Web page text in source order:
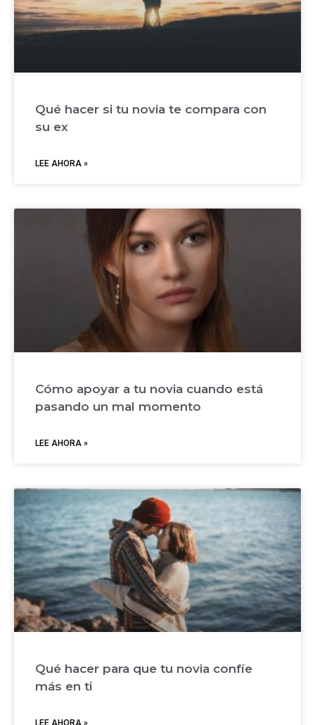
Qué hacer si tu novia te compara con
su ex
LEE AHORA »
Cómo apoyar a tu novia cuando está
pasando un mal momento
LEE AHORA »
Qué hacer para que tu novia confíe
más en ti
LEE AHORA »